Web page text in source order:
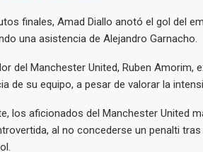
finales, Amad Diallo anotó el gol del
una asistencia de Alejandro Garnacho.
del Manchester United, Ruben
de su equipo, a pesar de valorar la
los aficionados del Manchester United
al no concederse un penalti